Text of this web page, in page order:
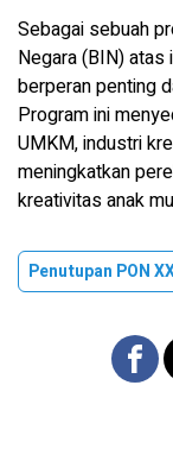
Sebagai sebuah
Negara (BIN)
berperan penting
Program ini
UMKM, industri
meningkatkan
kreativitas anak
Penutupan PON